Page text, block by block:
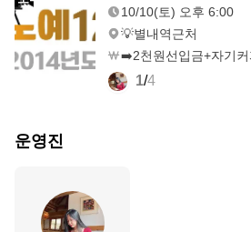
10/10(토) 오후 6:00
💡별내역근처
➡️2천원선입금+자기
1/4
운영진